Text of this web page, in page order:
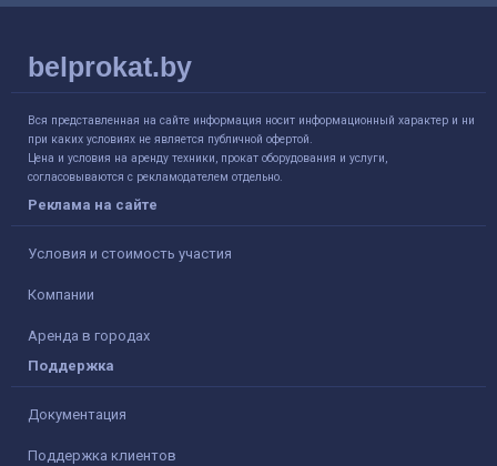
belprokat.by
Вся представленная на сайте информация носит информационный характер и ни
при каких условиях не является публичной офертой.
Цена и условия на аренду техники, прокат оборудования и услуги,
согласовываются с рекламодателем отдельно.
Реклама на сайте
Условия и стоимость участия
Компании
Аренда в городах
Поддержка
Документация
Поддержка клиентов